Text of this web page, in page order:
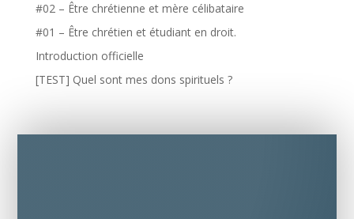
#02 – Être chrétienne et mère célibataire
#01 – Être chrétien et étudiant en droit.
Introduction officielle
[TEST] Quel sont mes dons spirituels ?